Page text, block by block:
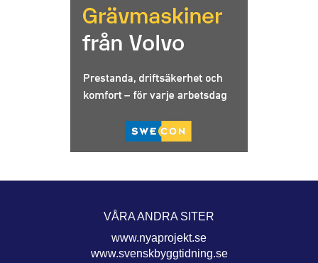
VÅRA ANDRA SITER
www.nyaprojekt.se
www.svenskbyggtidning.se